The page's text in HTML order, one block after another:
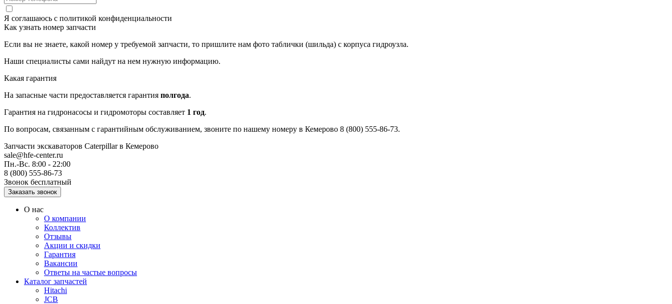
Я соглашаюсь с политикой конфиденциальности
Как узнать номер запчасти
Если вы не знаете, какой номер у требуемой запчасти, то пришлите нам фото таблички (шильда) с корпуса гидроузла.
Наши специалисты сами найдут на нем нужную информацию.
Какая гарантия
На запасные части предоставляется гарантия полгода.
Гарантия на гидронасосы и гидромоторы составляет 1 год.
По вопросам, связанным с гарантийным обслуживанием, звоните по нашему номеру в Кемерово 8 (800) 555-86-73.
Запчасти экскаваторов Caterpillarв Кемерово
sale@hfe-center.ru
Пн.-Вс. 8:00 - 22:00
8 (800) 555-86-73
Звонок бесплатный
О нас
О компании
Коллектив
Отзывы
Акции и скидки
Гарантия
Вакансии
Ответы на частые вопросы
Каталог запчастей
Hitachi
JCB